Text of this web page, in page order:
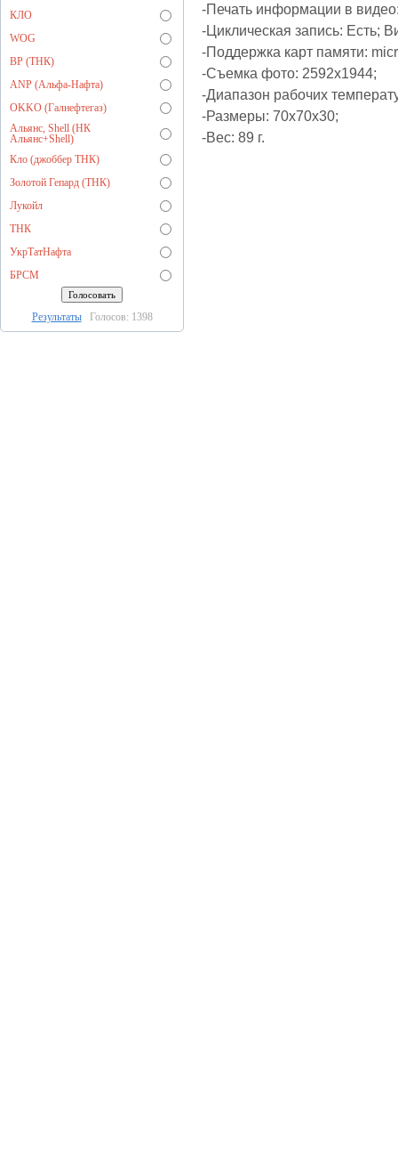
КЛО
WOG
BP (ТНК)
ANP (Альфа-Нафта)
OKKO (Галнефтегаз)
Альянс, Shell (НК
Альянс+Shell)
Кло (джоббер ТНК)
Золотой Гепард (ТНК)
Лукойл
ТНК
УкрТатНафта
БРСМ
РезультатыГолосов: 1398
-Печать информации в
-Циклическая запись: Есть;
-Поддержка карт памяти:
-Съемка фото: 2592х1944;
-Диапазон рабочих
-Размеры: 70x70x30;
-Вес: 89 г.